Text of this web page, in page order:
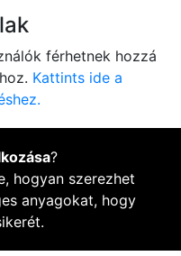
férhetnek hozzá
Kattints ide a
?
hogyan szerezhet
anyagokat, hogy